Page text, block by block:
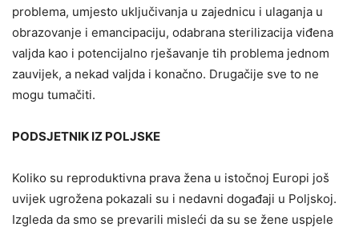
problema, umjesto uključivanja u zajednicu i ulaganja u
obrazovanje i emancipaciju, odabrana sterilizacija viđena
valjda kao i potencijalno rješavanje tih problema jednom
zauvijek, a nekad valjda i konačno. Drugačije sve to ne
mogu tumačiti.
PODSJETNIK IZ POLJSKE
Koliko su reproduktivna prava žena u istočnoj Europi još
uvijek ugrožena pokazali su i nedavni događaji u Poljskoj.
Izgleda da smo se prevarili misleći da su se žene uspjele